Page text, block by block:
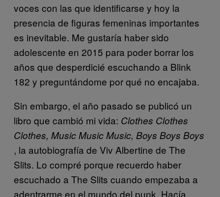
voces con las que identificarse y hoy la
presencia de figuras femeninas importantes
es inevitable. Me gustaría haber sido
adolescente en 2015 para poder borrar los
años que desperdicié escuchando a Blink
182 y preguntándome por qué no encajaba.
Sin embargo, el año pasado se publicó un
libro que cambió mi vida: Clothes Clothes
Clothes, Music Music Music, Boys Boys Boys
, la autobiografía de Viv Albertine de The
Slits. Lo compré porque recuerdo haber
escuchado a The Slits cuando empezaba a
adentrarme en el mundo del punk. Hacía